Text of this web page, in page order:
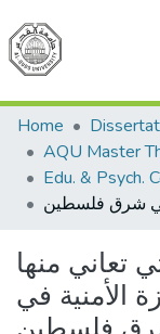
Home
تعاني منها
الأمنية في